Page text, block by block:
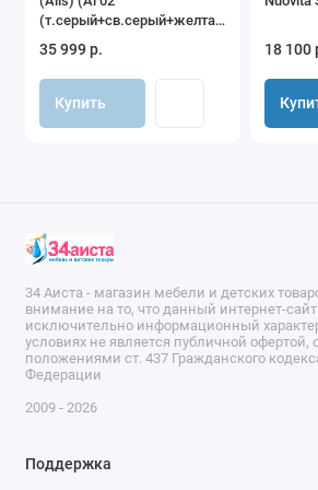
автокресло Zlatek COLIBRI Ne уже
(т.серый+св.серый+желтая
кожа))
35 999 р.
Купить
18 100
34 Аиста - магазин мебели и детских
внимание на то, что данный интернет-
исключительно информационный
условиях не является публичной офертой,
положениями ст. 437 Гражданского
Федерации
2009 - 2026
Поддержка